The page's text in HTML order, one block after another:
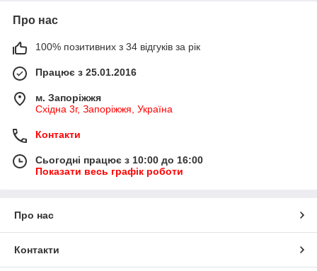
Про нас
100% позитивних з 34 відгуків за рік
Працює з 25.01.2016
м. Запоріжжя
Східна 3г, Запоріжжя, Україна
Контакти
Сьогодні працює з 10:00 до 16:00
Показати весь графік роботи
Про нас
Контакти